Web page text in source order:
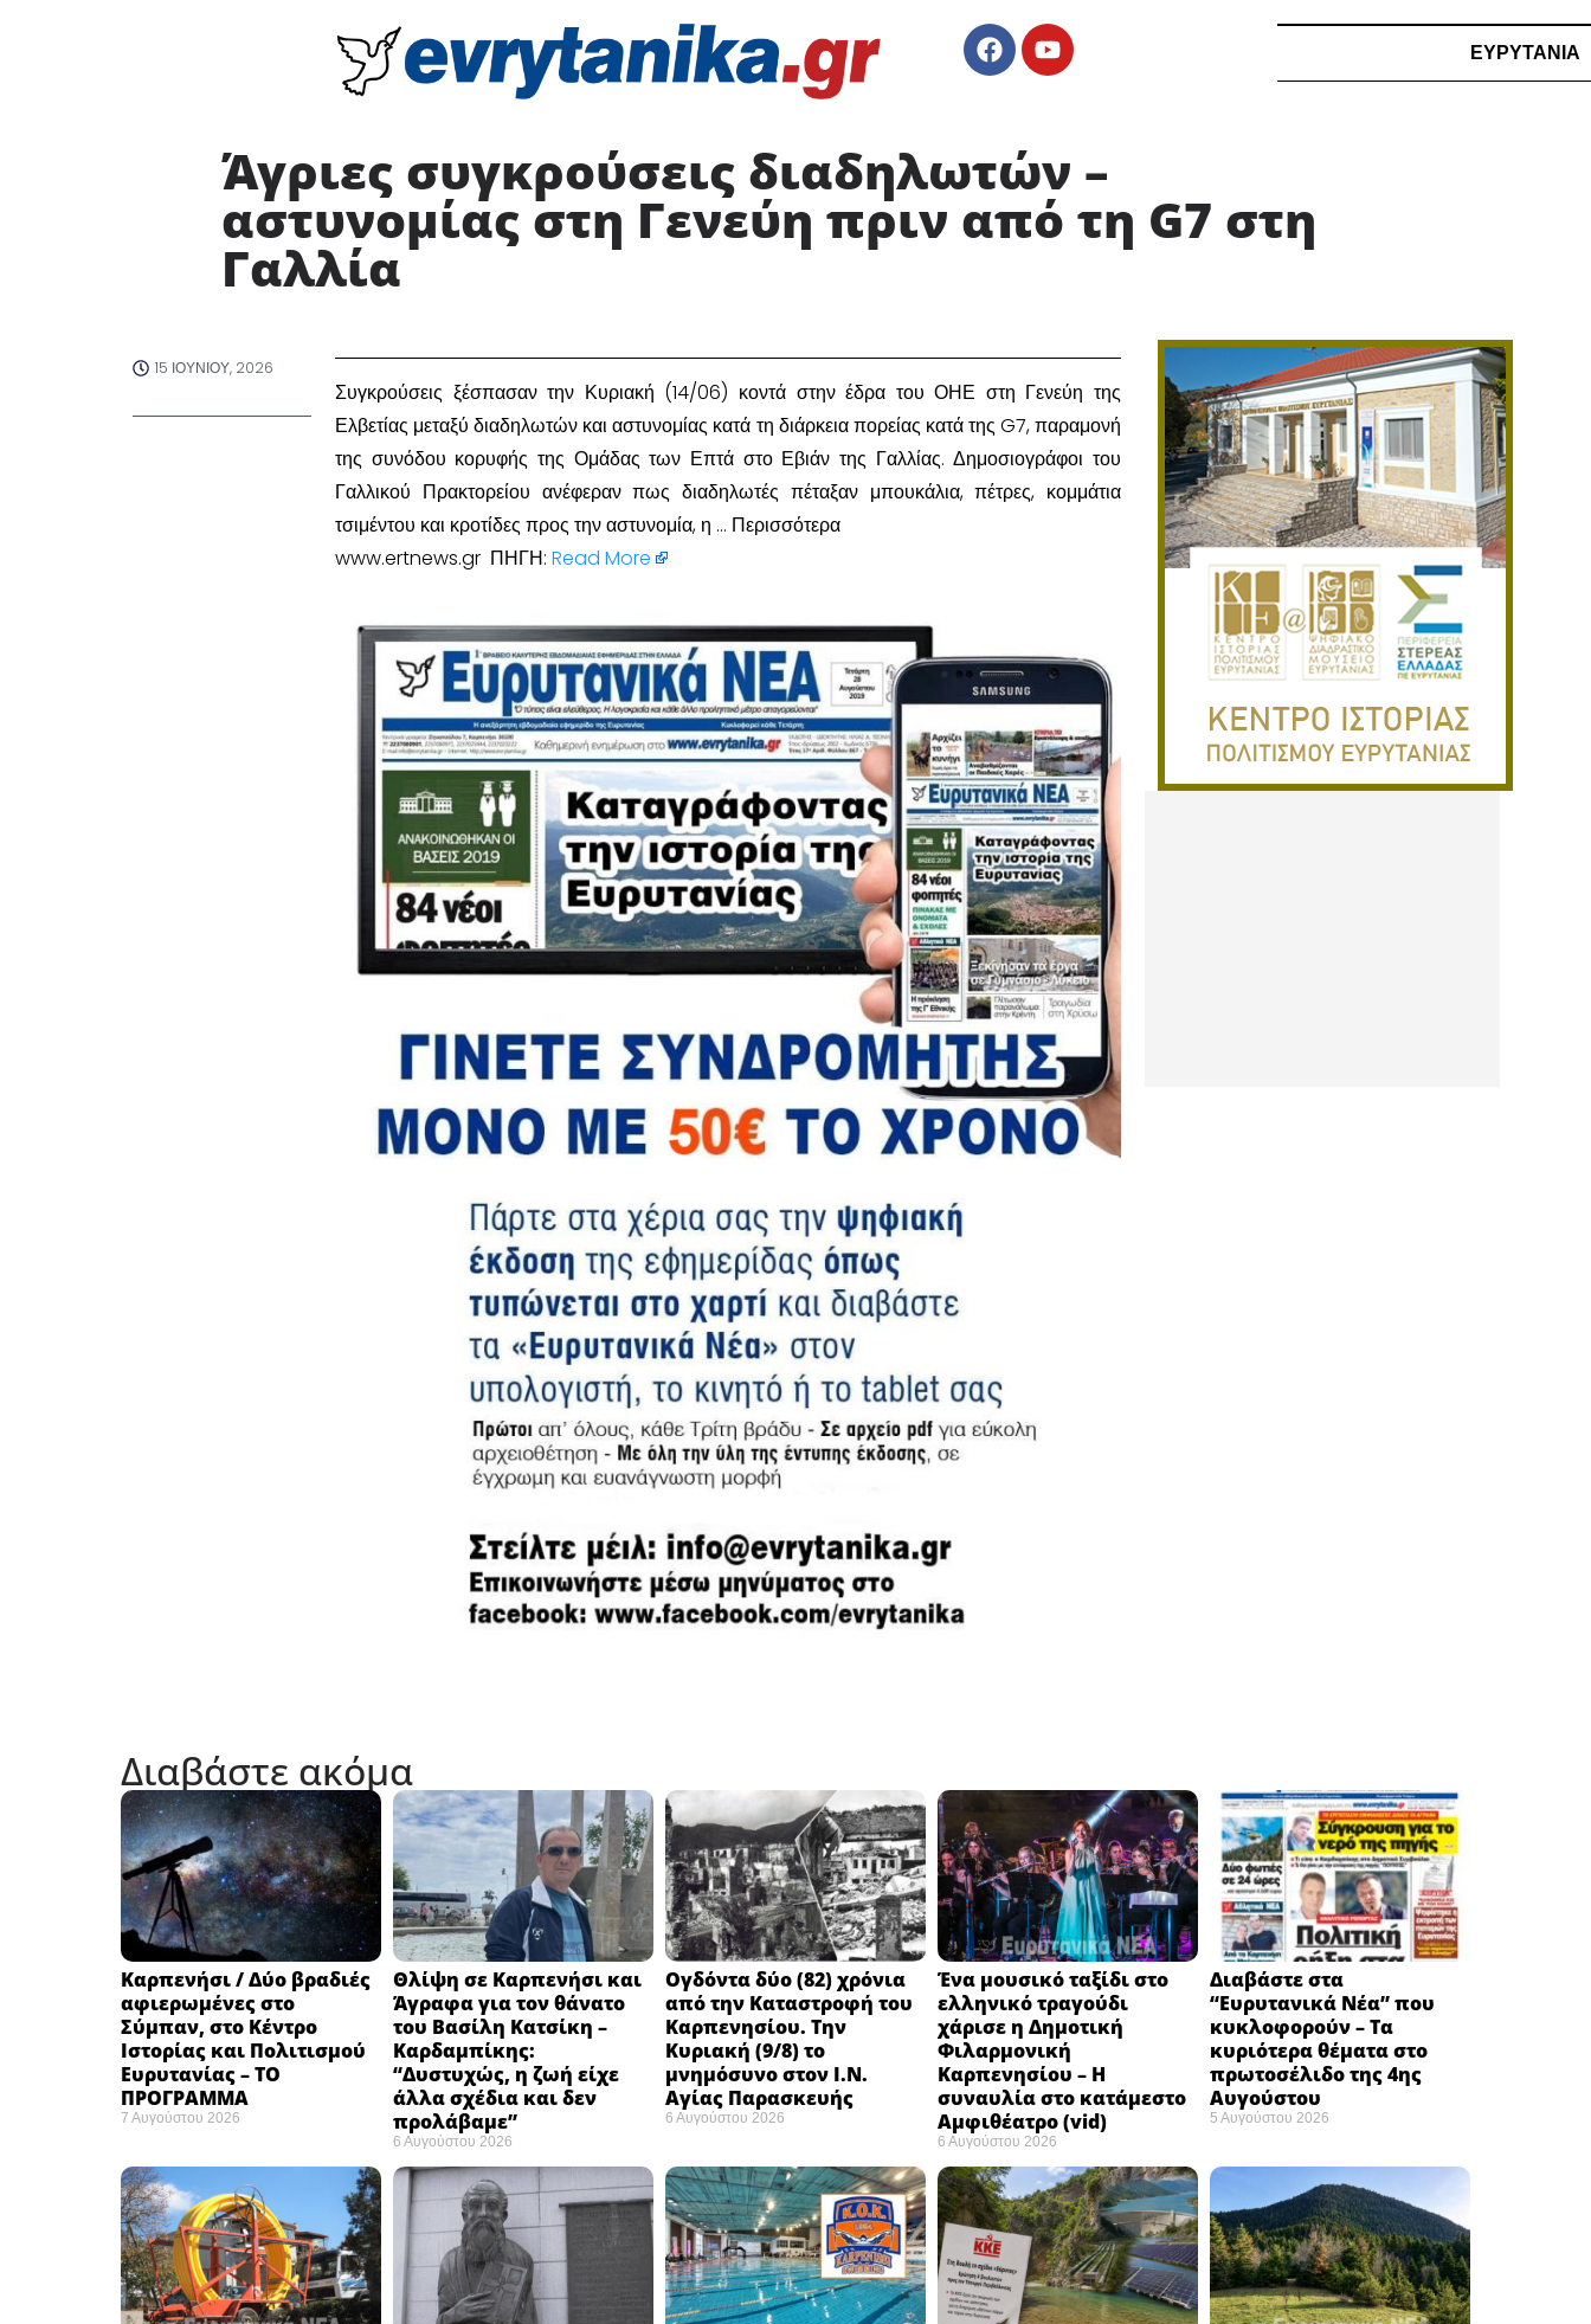
ΕΥΡΥΤΑΝΙΑ
Άγριες συγκρούσεις διαδηλωτών –
αστυνομίας στη Γενεύη πριν από τη G7 στη
Γαλλία ​
15 ΙΟΥΝΊΟΥ, 2026
​Συγκρούσεις ξέσπασαν την Κυριακή (14/06) κοντά στην έδρα του ΟΗΕ στη Γενεύη της
Ελβετίας μεταξύ διαδηλωτών και αστυνομίας κατά τη διάρκεια πορείας κατά της G7, παραμονή
της συνόδου κορυφής της Ομάδας των Επτά στο Εβιάν της Γαλλίας. Δημοσιογράφοι του
Γαλλικού Πρακτορείου ανέφεραν πως διαδηλωτές πέταξαν μπουκάλια, πέτρες, κομμάτια
τσιμέντου και κροτίδες προς την αστυνομία, η … Περισσότερα
www.ertnews.gr ΠΗΓΗ: Read More
Διαβάστε ακόμα
Καρπενήσι / Δύο βραδιές
αφιερωμένες στο
Σύμπαν, στο Κέντρο
Ιστορίας και Πολιτισμού
Ευρυτανίας – ΤΟ
ΠΡΟΓΡΑΜΜΑ
7 Αυγούστου 2026
Θλίψη σε Καρπενήσι και
Άγραφα για τον θάνατο
του Βασίλη Κατσίκη –
Καρδαμπίκης:
“Δυστυχώς, η ζωή είχε
άλλα σχέδια και δεν
προλάβαμε”
6 Αυγούστου 2026
Ογδόντα δύο (82) χρόνια
από την Καταστροφή του
Καρπενησίου. Την
Κυριακή (9/8) το
μνημόσυνο στον Ι.Ν.
Αγίας Παρασκευής
6 Αυγούστου 2026
Ένα μουσικό ταξίδι στο
ελληνικό τραγούδι
χάρισε η Δημοτική
Φιλαρμονική
Καρπενησίου – Η
συναυλία στο κατάμεστο
Αμφιθέατρο (vid)
6 Αυγούστου 2026
Διαβάστε στα
“Ευρυτανικά Νέα” που
κυκλοφορούν – Τα
κυριότερα θέματα στο
πρωτοσέλιδο της 4ης
Αυγούστου
5 Αυγούστου 2026